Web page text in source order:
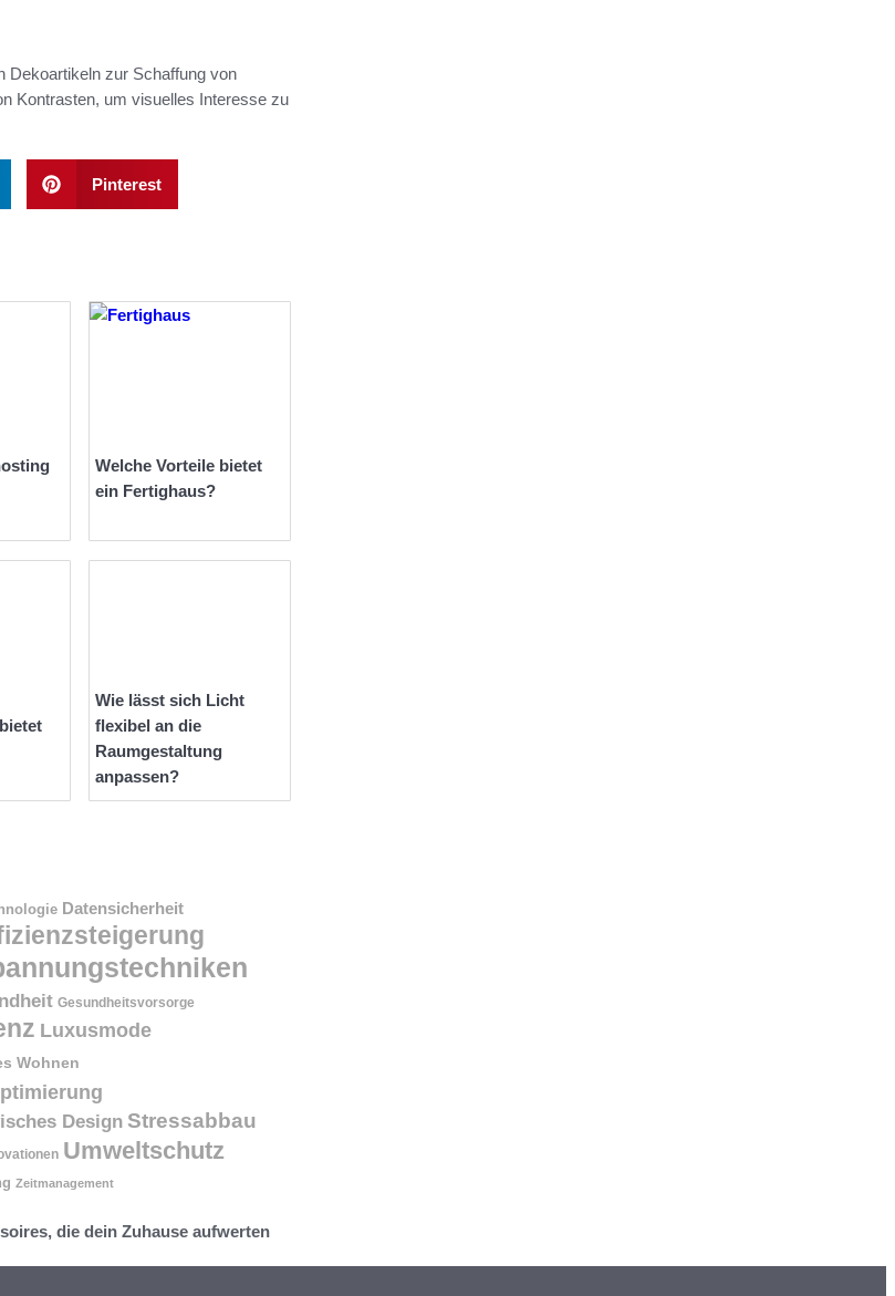
Dekoartikeln zur Schaffung von
Kontrasten, um visuelles Interesse zu
Pinterest
Welche Vorteile bietet
ein Fertighaus?
Wie lässt sich Licht
flexibel an die
Raumgestaltung
anpassen?
Datensicherheit
Gesundheitsvorsorge
Luxusmode
Wohnen
Design Stressabbau
Umweltschutz
Zeitmanagement
die dein Zuhause aufwerten